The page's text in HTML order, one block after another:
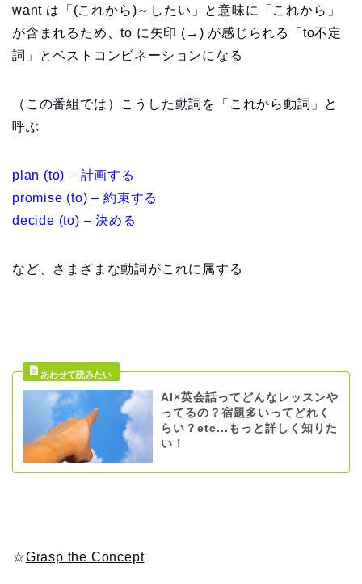
want は「(これから)～したい」と意味に「これから」
が含まれるため、to に矢印 (→) が感じられる「to不定
詞」とベストコンビネーションになる
（この番組では）こうした動詞を「これから動詞」と
呼ぶ
plan (to) – 計画する
promise (to) – 約束する
decide (to) – 決める
など、さまざまな動詞がこれに属する
AI×英会話ってどんなレッスンや
ってるの？宿題多いってどれく
らい？etc...もっと詳しく知りた
い！
☆Grasp the Concept